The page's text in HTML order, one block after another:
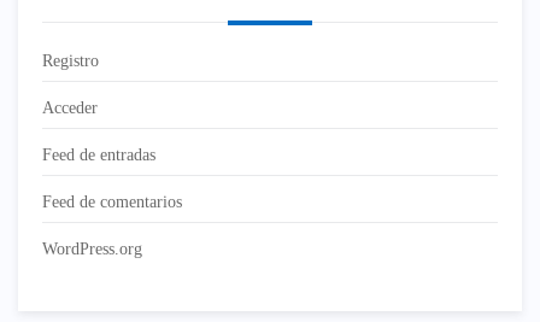
Registro
Acceder
Feed de entradas
Feed de comentarios
WordPress.org